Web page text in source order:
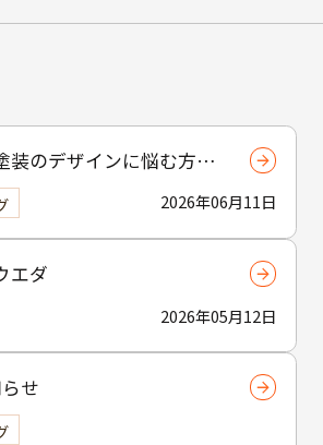
装のデザインに悩む方へ
を防ぐポイント
2026年06月11日
エダ
2026年05月12日
せ